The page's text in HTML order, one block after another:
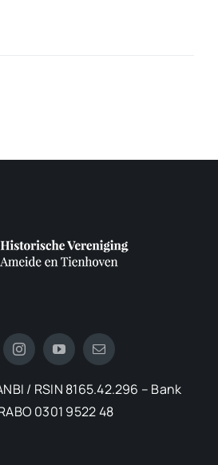
/ RSIN 8165.42.296 – Bank
0301 9522 48